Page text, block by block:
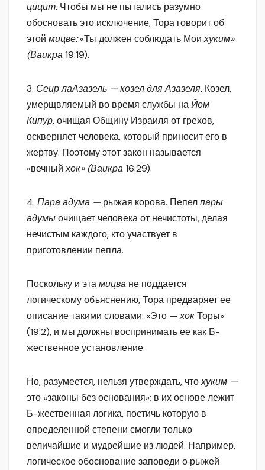
цицит. Чтобы мы не пытались разумно
обосновать это исключение, Тора говорит об
этой мицве:«Ты должен соблюдать Моихуким»
(Ваикра19:19).
3. Сеир лаАзазель — козел для Азазеля. Козел,
умерщвляемый во время службы наЙом
Кипур,очищая Общину Израиля от грехов,
оскверняет человека, который приносит его в
жертву. Поэтому этот закон называется
«вечныйхок» (Ваикра16:29).
4. Пара адума — рыжая корова. Пепелпары
адумыочищает человека от нечистоты, делая
нечистым каждого, кто участвует в
приготовлении пепла.
Поскольку и этамицва не поддается
логическому объяснению, Тора предваряет ее
описание такими словами: «Это —хокТоры»
(19:2), и мы должны воспринимать ее как Б-
жественное установление.
Но, разумеется, нельзя утверждать, чтохуким —
это «законы без основания»; в их основе лежит
Б-жественная логика, постичь которую в
определенной степени смогли только
величайшие и мудрейшие из людей. Например,
логическое обоснование заповеди о рыжей